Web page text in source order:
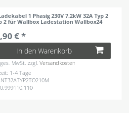
1 Phasig 230V 7.2kW 32A Typ 2
2 für Wallbox Ladestation Wallbox24
€ *
In den Warenkorb
MwSt. zzgl.Versandkosten
1-4 Tage